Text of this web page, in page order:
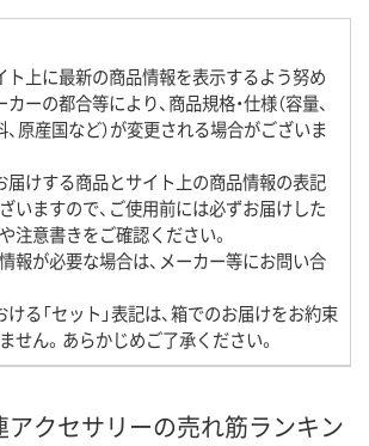
ト上に最新の商品情報を表示するよう努め
ーの都合等により、商品規格・仕様（容量、
、原産国など）が変更される場合がございま
届けする商品とサイト上の商品情報の表記
いますので、ご使用前には必ずお届けした
注意書きをご確認ください。
報が必要な場合は、メーカー等にお問い合
ける「セット」表記は、箱でのお届けをお約束
せん。あらかじめご了承ください。
アクセサリーの売れ筋ランキン